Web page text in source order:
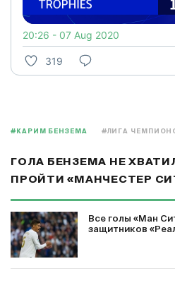
20:26 - 07 Aug 2020
319
#КАРИМ БЕНЗЕМА #ЛИГА
ГОЛА БЕНЗЕМА НЕ
ПРОЙТИ «МАНЧЕСТЕР
Все голы «Ман
защитников